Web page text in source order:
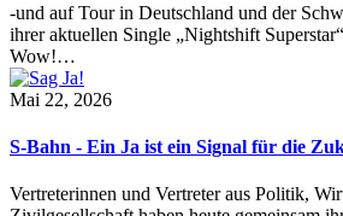
-und auf Tour in Deutschland und der
ihrer aktuellen Single „Nightshift
Wow!…
Mai 22, 2026
S-Bahn - Ein Ja ist ein Signal für die
Vertreterinnen und Vertreter aus Politik,